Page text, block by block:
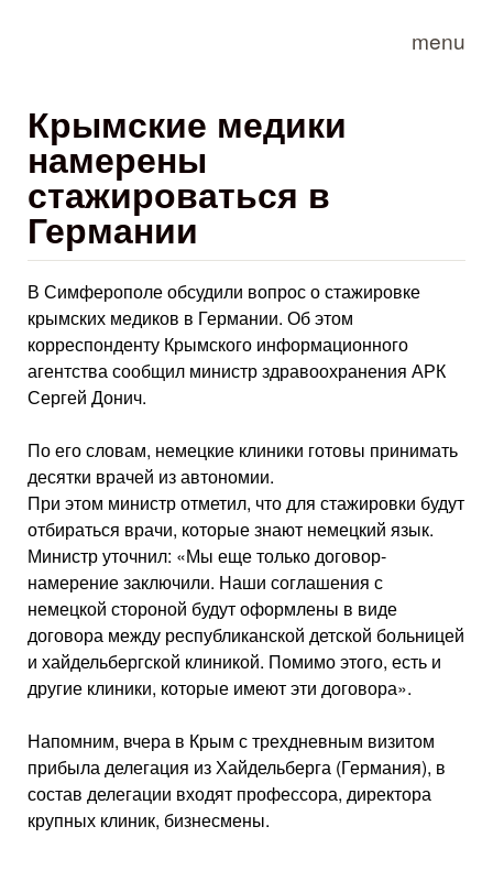
menu
Крымские медики
намерены
стажироваться в
Германии
В Симферополе обсудили вопрос о стажировке
крымских медиков в Германии. Об этом
корреспонденту Крымского информационного
агентства сообщил министр здравоохранения АРК
Сергей Донич.
По его словам, немецкие клиники готовы принимать
десятки врачей из автономии.
При этом министр отметил, что для стажировки будут
отбираться врачи, которые знают немецкий язык.
Министр уточнил: «Мы еще только договор-
намерение заключили. Наши соглашения с
немецкой стороной будут оформлены в виде
договора между республиканской детской больницей
и хайдельбергской клиникой. Помимо этого, есть и
другие клиники, которые имеют эти договора».
Напомним, вчера в Крым с трехдневным визитом
прибыла делегация из Хайдельберга (Германия), в
состав делегации входят профессора, директора
крупных клиник, бизнесмены.